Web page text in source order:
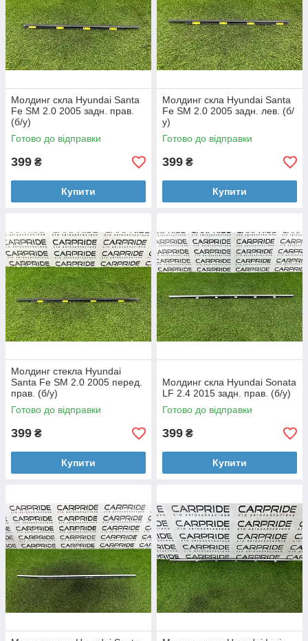
Молдинг скла Hyundai Santa
Fe SM 2.0 2005 задн. прав.
(б/у)
Готово до відправки
399 ₴
Купити
Молдинг скла Hyundai Santa
Fe SM 2.0 2005 задн. лев. (б/
у)
Готово до відправки
399 ₴
Купити
Молдинг стекла Hyundai
Santa Fe SM 2.0 2005 перед.
прав. (б/у)
Готово до відправки
399 ₴
Купити
Молдинг скла Hyundai Sonata
LF 2.4 2015 задн. прав. (б/у)
Готово до відправки
399 ₴
Купити